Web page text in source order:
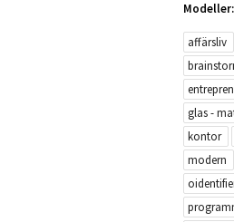
Modeller:
affärsliv
glas -
kontor
modern